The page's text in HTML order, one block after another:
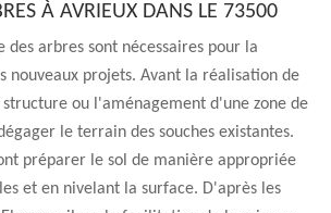
À AVRIEUX DANS LE 73500
des arbres sont nécessaires pour la
nouveaux projets. Avant la réalisation de
ou l'aménagement d'une zone de
le terrain des souches existantes.
préparer le sol de manière appropriée
et en nivelant la surface. D'après les